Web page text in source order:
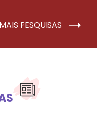
PESQUISAS